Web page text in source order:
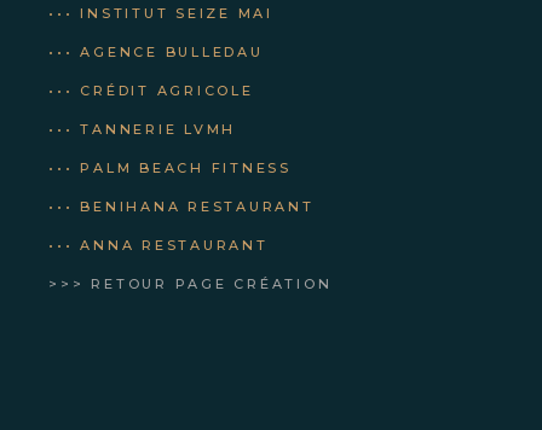
••• INSTITUT SEIZE MAI
••• AGENCE BULLEDAU
••• CRÉDIT AGRICOLE
••• TANNERIE LVMH
••• PALM BEACH FITNESS
••• BENIHANA RESTAURANT
••• ANNA RESTAURANT
>>> RETOUR PAGE CRÉATION